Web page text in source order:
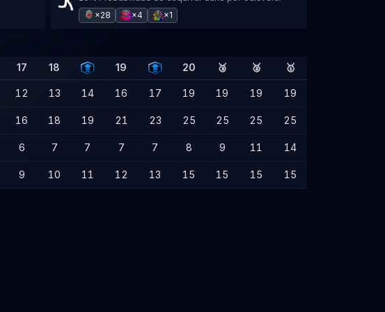
×28
×4 ×1
17 18 19 20 🥉 🥈 🥇
12 13 14 16 17 19 19 19 19
16 18 19 21 23 25 25 25 25
6 7 7 7 7 8 9 11 14
9 10 11 12 13 15 15 15 15